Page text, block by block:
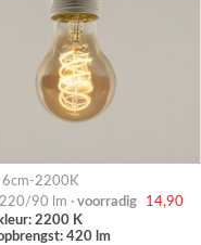
6cm-2200K
90 lm · voorradig
14,90
2200 K
420 lm